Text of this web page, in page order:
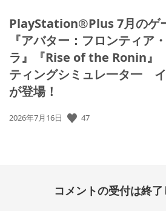
PlayStation®Plus 7月のゲ
『アバター：フロンティア
ラ』『Rise of the Ronin』
ティングシミュレ一タ一
が登場！
公
2026年7月16日 47
コメントの受付は終了